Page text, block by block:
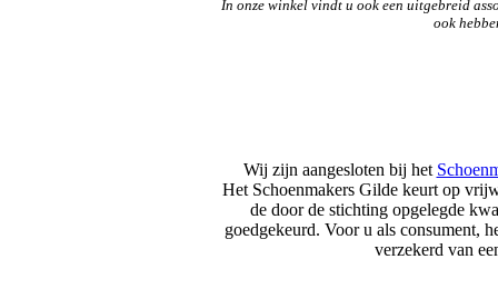
In onze winkel vindt u ook een uitgebreid
ook
Wij zijn aangesloten bij het
Het Schoenmakers Gilde keurt op
de door de stichting opgelegde
goedgekeurd. Voor u als consument,
verzekerd van